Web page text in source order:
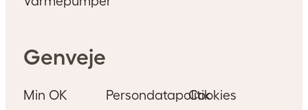
Genveje
Min OK PersondatapolitikCookies